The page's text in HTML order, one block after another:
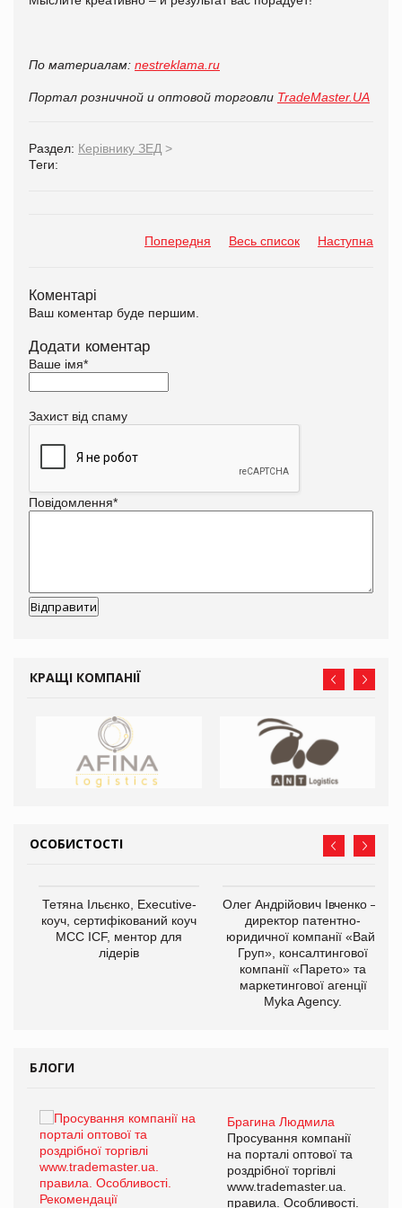
По материалам: nestreklama.ru
Портал розничной и оптовой торговли TradeMaster.UA
Раздел: Керівнику ЗЕД >
Теги:
Попередня Весь список Наступна
Коментарі
Ваш коментар буде першим.
Додати коментар
Ваше імя*
Захист від спаму
Повідомлення*
КРАЩІ КОМПАНІЇ
ОСОБИСТОСТІ
Тетяна Ільєнко, Executive-
коуч, сертифікований коуч
МСС ICF, ментор для
лідерів
Олег Андрійович Івченко —
директор патентно-
юридичної компанії «Вайз
Груп», консалтингової
компанії «Парето» та
маркетингової агенції
Myka Agency.
БЛОГИ
Брагина Людмила
Просування компанії
на порталі оптової та
роздрібної торгівлі
www.trademaster.ua.
правила. Особливості.